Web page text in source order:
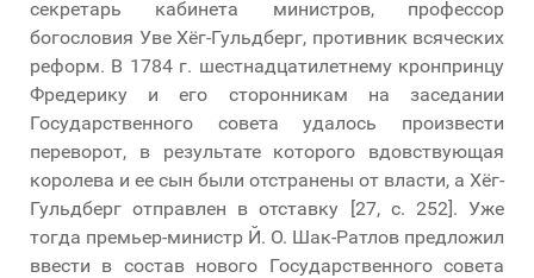
секретарь кабинета министров, профессор
богословия Уве Хёг-Гульдберг, противник всяческих
реформ. В 1784 г. шестнадцатилетнему кронпринцу
Фредерику и его сторонникам на заседании
Государственного совета удалось произвести
переворот, в результате которого вдовствующая
королева и ее сын были отстранены от власти, а Хёг-
Гульдберг отправлен в отставку [27, с. 252]. Уже
тогда премьер-министр Й. О. Шак-Ратлов предложил
ввести в состав нового Государственного совета